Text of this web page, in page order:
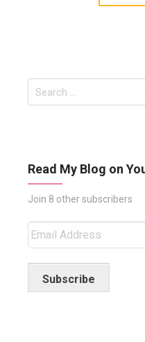
Search
for:
Read My Blog on
Join 8 other subscribers
Email
Address
Subscribe